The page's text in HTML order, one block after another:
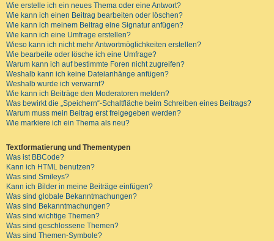
Wie erstelle ich ein neues Thema oder eine Antwort?
Wie kann ich einen Beitrag bearbeiten oder löschen?
Wie kann ich meinem Beitrag eine Signatur anfügen?
Wie kann ich eine Umfrage erstellen?
Wieso kann ich nicht mehr Antwortmöglichkeiten erstellen?
Wie bearbeite oder lösche ich eine Umfrage?
Warum kann ich auf bestimmte Foren nicht zugreifen?
Weshalb kann ich keine Dateianhänge anfügen?
Weshalb wurde ich verwarnt?
Wie kann ich Beiträge den Moderatoren melden?
Was bewirkt die „Speichern“-Schaltfläche beim Schreiben eines Beitrags?
Warum muss mein Beitrag erst freigegeben werden?
Wie markiere ich ein Thema als neu?
Textformatierung und Thementypen
Was ist BBCode?
Kann ich HTML benutzen?
Was sind Smileys?
Kann ich Bilder in meine Beiträge einfügen?
Was sind globale Bekanntmachungen?
Was sind Bekanntmachungen?
Was sind wichtige Themen?
Was sind geschlossene Themen?
Was sind Themen-Symbole?